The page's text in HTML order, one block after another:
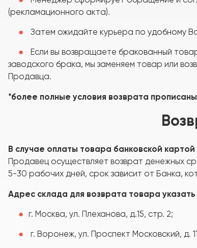
(рекламационного акта).
Затем ожидайте курьера по удобному
Если вы возвращаете бракованный
заводского брака, мы заменяем товар или
Продавца.
*более полные условия возврата
В случае оплаты товара банковской картой
Продавец осуществляет возврат денежных
5-30 рабочих дней, срок зависит от Банка,
Адрес склада для возврата товара
г. Москва, ул. Плеханова, д.15, стр. 2;
г. Воронеж, ул. Проспект Московский, д.